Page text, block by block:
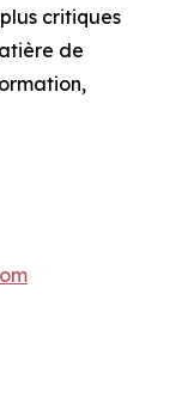
critiques
de